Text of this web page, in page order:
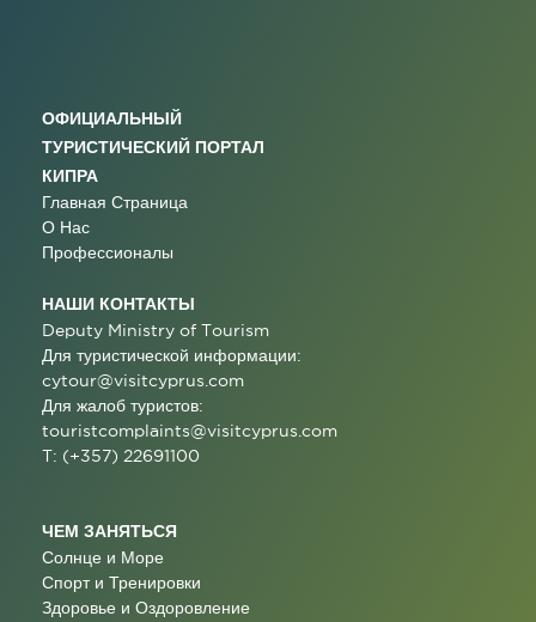
ОФИЦИАЛЬНЫЙ
ТУРИСТИЧЕСКИЙ ПОРТАЛ
КИПРА
Главная Страница
О Нас
Профессионалы
НАШИ КОНТАКТЫ
Deputy Ministry of Tourism
Для туристической информации:
cytour@visitcyprus.com
Для жалоб туристов:
touristcomplaints@visitcyprus.com
T: (+357) 22691100
ЧЕМ ЗАНЯТЬСЯ
Солнце и Море
Спорт и Тренировки
Здоровье и Оздоровление